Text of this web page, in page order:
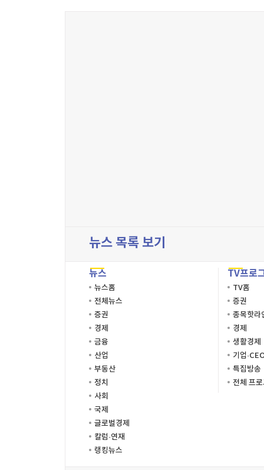
뉴스 목록 보기
뉴스
뉴스홈
전체뉴스
증권
경제
금융
산업
부동산
정치
사회
국제
글로벌경제
칼럼·연재
랭킹뉴스
TV프로
TV홈
증권
종목핫라
경제
생활경제
기업
특집방송
전체 프